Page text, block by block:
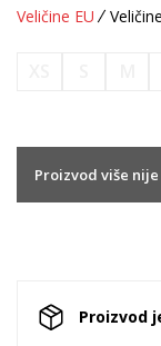
Veličine EU Veličine
Proizvod više
Proizvod